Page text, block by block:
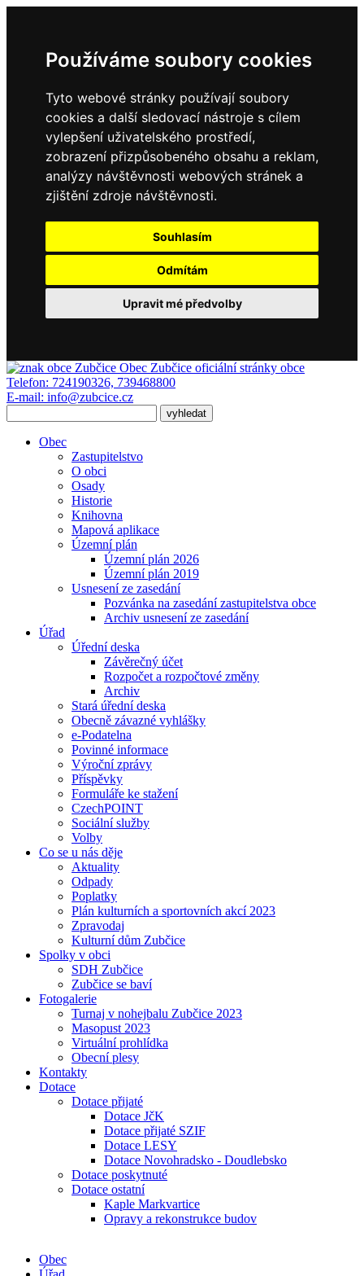
Používáme soubory cookies
Tyto webové stránky používají soubory
cookies a další sledovací nástroje s cílem
vylepšení uživatelského prostředí,
zobrazení přizpůsobeného obsahu a reklam,
analýzy návštěvnosti webových stránek a
zjištění zdroje návštěvnosti.
Souhlasím
Odmítám
Upravit mé předvolby
Obec Zubčice oficiální stránky obce
Telefon: 724190326, 739468800
E-mail: info@zubcice.cz
Obec
Zastupitelstvo
O obci
Osady
Historie
Knihovna
Mapová aplikace
Územní plán
Územní plán 2026
Územní plán 2019
Usnesení ze zasedání
Pozvánka na zasedání zastupitelstva obce
Archiv usnesení ze zasedání
Úřad
Úřední deska
Závěrečný účet
Rozpočet a rozpočtové změny
Archiv
Stará úřední deska
Obecně závazné vyhlášky
e-Podatelna
Povinné informace
Výroční zprávy
Příspěvky
Formuláře ke stažení
CzechPOINT
Sociální služby
Volby
Co se u nás děje
Aktuality
Odpady
Poplatky
Plán kulturních a sportovních akcí 2023
Zpravodaj
Kulturní dům Zubčice
Spolky v obci
SDH Zubčice
Zubčice se baví
Fotogalerie
Turnaj v nohejbalu Zubčice 2023
Masopust 2023
Virtuální prohlídka
Obecní plesy
Kontakty
Dotace
Dotace přijaté
Dotace JčK
Dotace přijaté SZIF
Dotace LESY
Dotace Novohradsko - Doudlebsko
Dotace poskytnuté
Dotace ostatní
Kaple Markvartice
Opravy a rekonstrukce budov
Obec